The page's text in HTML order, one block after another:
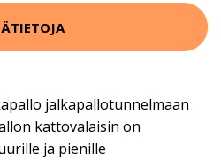
jalkapallotunnelmaan
kattovalaisin on
ja pienille